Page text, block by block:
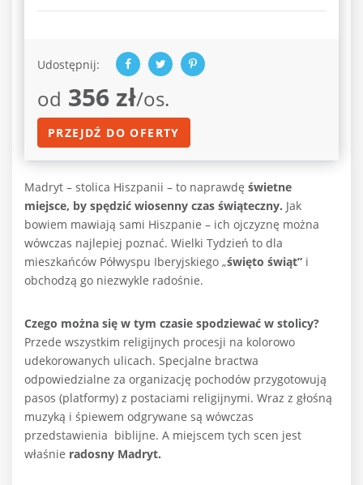
Udostępnij:
od 356 zł/os.
PRZEJDŹ DO OFERTY
Madryt – stolica Hiszpanii – to naprawdę świetne
miejsce, by spędzić wiosenny czas świąteczny. Jak
bowiem mawiają sami Hiszpanie – ich ojczyznę można
wówczas najlepiej poznać. Wielki Tydzień to dla
mieszkańców Półwyspu Iberyjskiego „święto świąt” i
obchodzą go niezwykle radośnie.
Czego można się w tym czasie spodziewać w stolicy?
Przede wszystkim religijnych procesji na kolorowo
udekorowanych ulicach. Specjalne bractwa
odpowiedzialne za organizację pochodów przygotowują
pasos (platformy) z postaciami religijnymi. Wraz z głośną
muzyką i śpiewem odgrywane są wówczas
przedstawienia biblijne. A miejscem tych scen jest
właśnie radosny Madryt.